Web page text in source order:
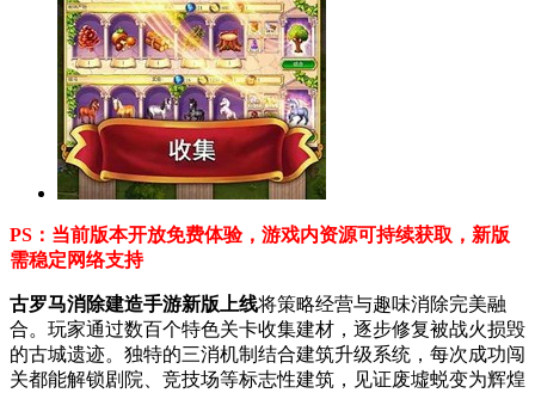
PS：当前版本开放免费体验，游戏内资源可持续获取，新版
需稳定网络支持
古罗马消除建造手游新版上线将策略经营与趣味消除完美融
合。玩家通过数百个特色关卡收集建材，逐步修复被战火损毁
的古城遗迹。独特的三消机制结合建筑升级系统，每次成功闯
关都能解锁剧院、竞技场等标志性建筑，见证废墟蜕变为辉煌